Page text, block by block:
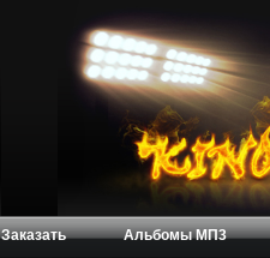
Заказать Альбомы МП3